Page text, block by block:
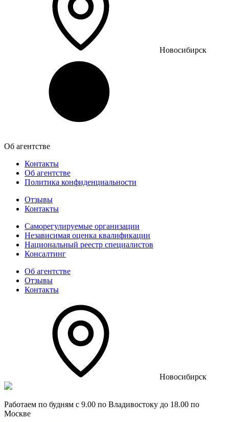
Новосибирск
Об агентстве
Контакты
Об агентстве
Политика конфиденциальности
Отзывы
Контакты
Саморегулируемые организации
Независимая оценка квалификации
Национальный реестр специалистов
Консалтинг
Об агентстве
Отзывы
Контакты
Новосибирск
Работаем по будням с 9.00 по Владивостоку до 18.00 по
Москве